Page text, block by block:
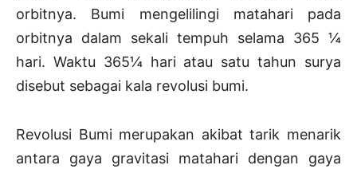
orbitnya. Bumi mengelilingi matahari pada
orbitnya dalam sekali tempuh selama 365 ¼
hari. Waktu 365¼ hari atau satu tahun surya
disebut sebagai kala revolusi bumi.
Revolusi Bumi merupakan akibat tarik menarik
antara gaya gravitasi matahari dengan gaya